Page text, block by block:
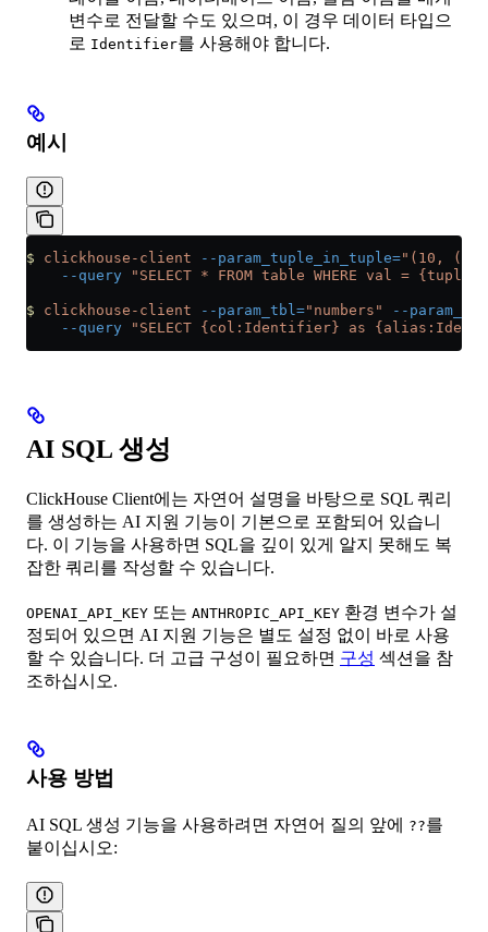
변수로 전달할 수도 있으며, 이 경우 데이터 타입으
로 Identifier를 사용해야 합니다.
예시
$ clickhouse-client --param_tuple_in_tuple="(10,
    --query
"SELECT * FROM table WHERE val =
$ clickhouse-client --param_tbl="numbers"
--param_db=
    --query
"SELECT {col:Identifier} as
AI SQL 생성
ClickHouse Client에는 자연어 설명을 바탕으로 SQL 쿼리
를 생성하는 AI 지원 기능이 기본으로 포함되어 있습니
다. 이 기능을 사용하면 SQL을 깊이 있게 알지 못해도 복
잡한 쿼리를 작성할 수 있습니다.
OPENAI_API_KEY 또는 ANTHROPIC_API_KEY 환경 변수가 설
정되어 있으면 AI 지원 기능은 별도 설정 없이 바로 사용
할 수 있습니다. 더 고급 구성이 필요하면 구성 섹션을 참
조하십시오.
사용 방법
AI SQL 생성 기능을 사용하려면 자연어 질의 앞에 ??를
붙이십시오: